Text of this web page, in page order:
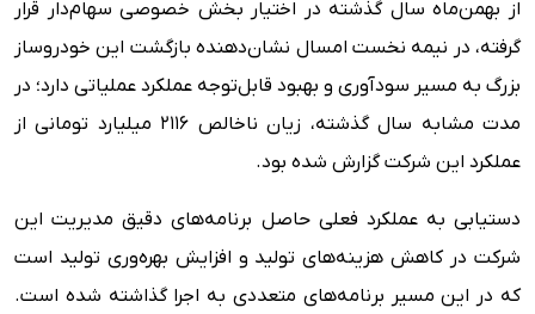
از بهمن‌ماه سال گذشته در اختیار بخش خصوصی سهام‌دار قرار
گرفته، در نیمه نخست امسال نشان‌دهنده بازگشت این خودروساز
بزرگ به مسیر سودآوری و بهبود قابل‌توجه عملکرد عملیاتی دارد؛ در
مدت مشابه سال گذشته، زیان ناخالص ۲۱۱۶ میلیارد تومانی از
عملکرد این شرکت گزارش شده بود.
دستیابی به عملکرد فعلی حاصل برنامه‌های دقیق مدیریت این
شرکت در کاهش هزینه‌های تولید و افزایش بهره‌وری تولید است
که در این مسیر برنامه‌های متعددی به اجرا گذاشته شده است.